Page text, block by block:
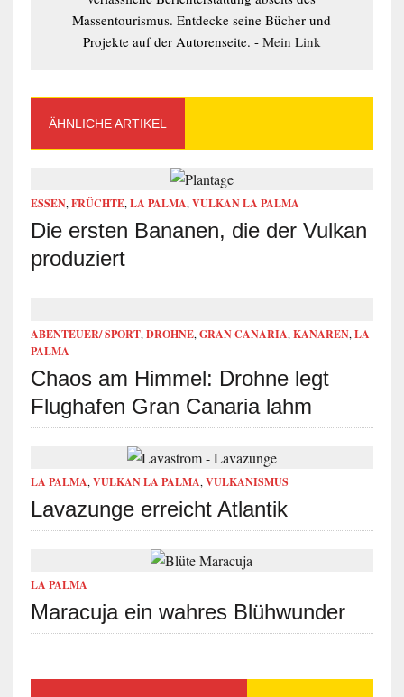
Massentourismus. Entdecke seine Bücher und
Projekte auf der Autorenseite. - Mein Link
ÄHNLICHE ARTIKEL
ESSEN,FRÜCHTE,LA PALMA,VULKAN LA PALMA
Die ersten Bananen, die der Vulkan
produziert
ABENTEUER/ SPORT,DROHNE,GRAN CANARIA,KANAREN,LA
PALMA
Chaos am Himmel: Drohne legt
Flughafen Gran Canaria lahm
LA PALMA,VULKAN LA PALMA,VULKANISMUS
Lavazunge erreicht Atlantik
LA PALMA
Maracuja ein wahres Blühwunder